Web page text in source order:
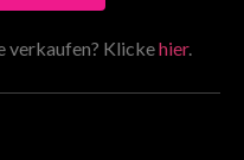
verkaufen? Klickehier.